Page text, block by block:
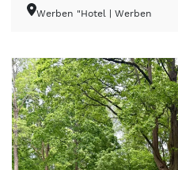
Werben "Hotel | Werben